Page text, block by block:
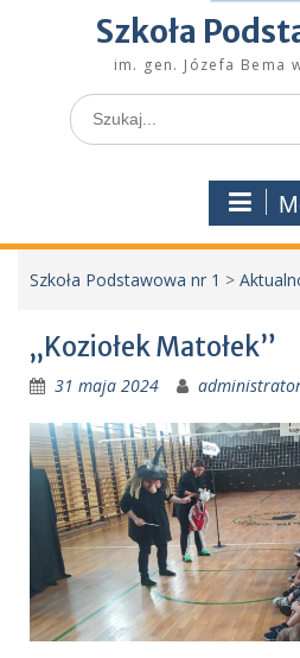
Szkoła
im. gen. Józefa Bema
Search
for:
Szkoła Podstawowa nr 1 >
„Koziołek Matołek”
31 maja 2024